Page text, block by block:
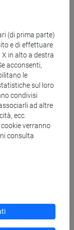
liquido
(il processo
Sintesi
ed
dei LI
dei LI in
come
gruppi di 2-
di
in
di fase
(di prima parte)
e di effettuare
in alto a destra
acconsenti,
le
sul loro
condivisi
ad altre
ecc.
cookie verranno
consulta